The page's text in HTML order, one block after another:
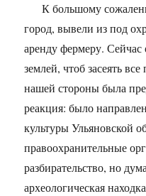
К большому
город, вывели из под
аренду фермеру.
землей, чтоб засеять
нашей стороны была
реакция: было
культуры Ульяновской
правоохранительные
разбирательство, но
археологическая